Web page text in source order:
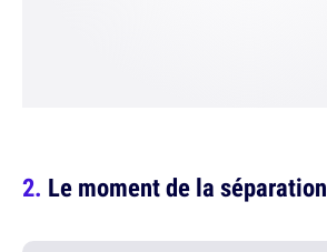
Le moment de la séparation